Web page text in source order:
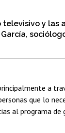
y las
García,
a
que lo
al programa de